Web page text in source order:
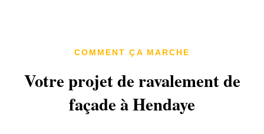
COMMENT ÇA MARCHE
Votre projet de ravalement de
façade à Hendaye